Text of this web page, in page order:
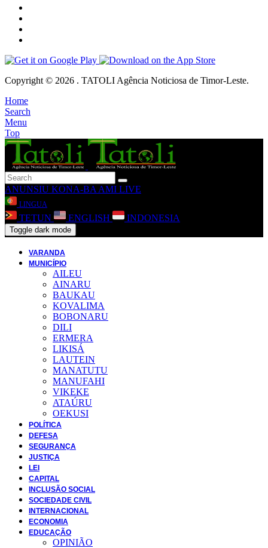
Copyright © 2026 . TATOLI Agência Noticiosa de Timor-Leste.
Home
Search
Menu
Top
ANUNSIU KONA-BA AMI LIVE
LINGUA
TETUN ENGLISH INDONESIA
Toggle dark mode
VARANDA
MUNICÍPIO
AILEU
AINARU
BAUKAU
KOVALIMA
BOBONARU
DILI
ERMERA
LIKISÁ
LAUTEIN
MANATUTU
MANUFAHI
VIKEKE
ATAÚRU
OEKUSI
POLÍTICA
DEFESA
SEGURANÇA
JUSTIÇA
LEI
CAPITAL
INCLUSÃO SOCIAL
SOCIEDADE CIVIL
INTERNACIONAL
ECONOMIA
EDUCAÇÃO
OPINIÃO